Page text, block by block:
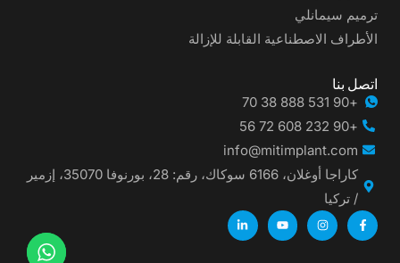
ترميم سيمانلي
الأطراف الاصطناعية القابلة للإزالة
اتصل بنا
+90 531 888 38 70
+90 232 608 72 56
info@mitimplant.com
كاراجا أوغلان، 6166 سوكاك، رقم: 28، بورنوفا 35070، إزمير
/ تركيا